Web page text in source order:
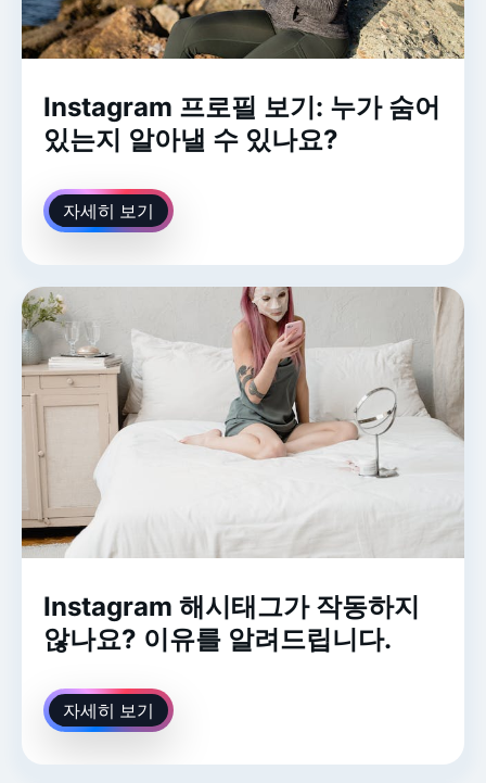
Instagram 프로필 보기: 누가 숨어
있는지 알아낼 수 있나요?
자세히 보기
Instagram 해시태그가 작동하지
않나요? 이유를 알려드립니다.
자세히 보기